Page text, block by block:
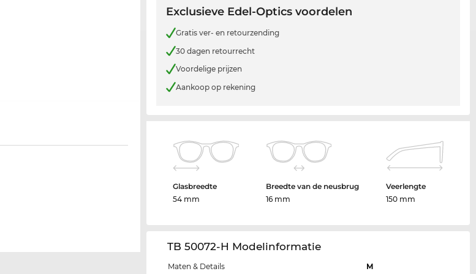
Exclusieve Edel-Optics voordelen
Gratis ver- en retourzending
30 dagen retourrecht
Voordelige prijzen
Aankoop op rekening
Glasbreedte
54 mm
Breedte van de neusbrug
16 mm
Veerlengte
150 mm
TB 50072-H Modelinformatie
Maten & Details
M